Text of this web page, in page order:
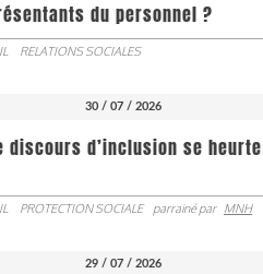
du personnel ?
RELATIONS SOCIALES
30 / 07 / 2026
discours d’inclusion se
PROTECTION SOCIALE parrainé par MNH
29 / 07 / 2026